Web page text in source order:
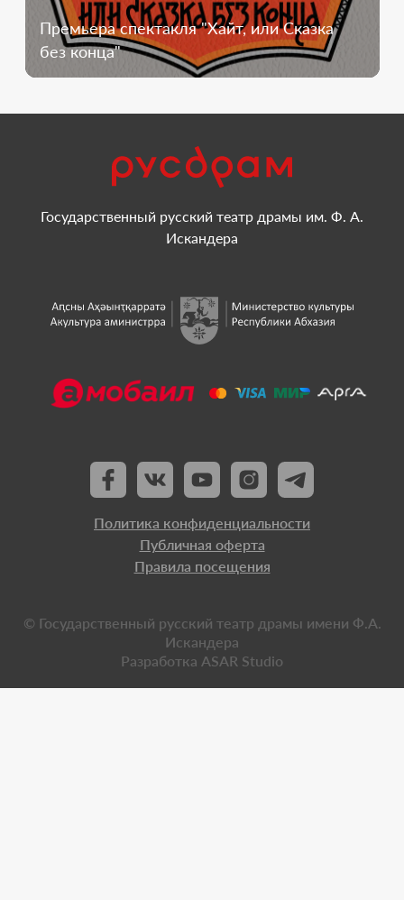
Премьера спектакля "Хайт, или Сказка
без конца"
Государственный русский театр драмы им. Ф. А.
Искандера
Политика конфиденциальности
Публичная оферта
Правила посещения
© Государственный русский театр драмы имени Ф.А.
Искандера
Разработка ASAR Studio